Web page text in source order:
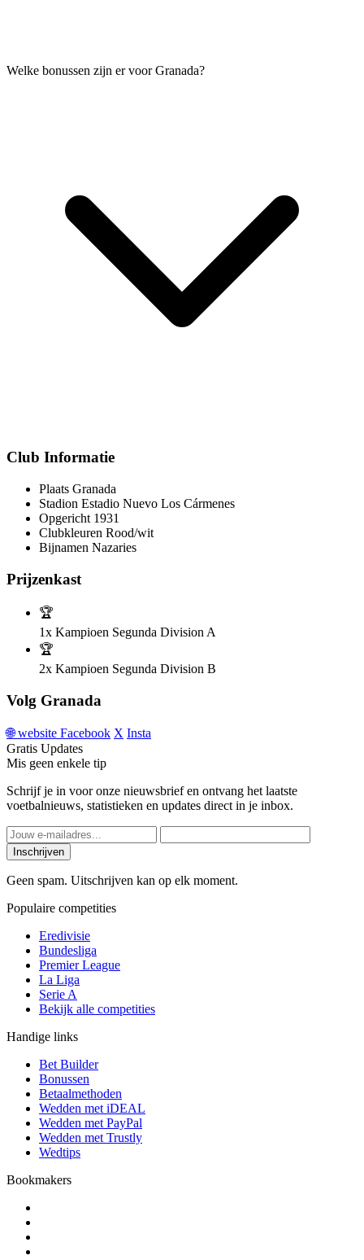
Welke bonussen zijn er voor Granada?
Club Informatie
Plaats Granada
Stadion Estadio Nuevo Los Cármenes
Opgericht 1931
Clubkleuren Rood/wit
Bijnamen Nazaries
Prijzenkast
🏆
1x Kampioen Segunda Division A
🏆
2x Kampioen Segunda Division B
Volg Granada
🌐 website Facebook X Insta
Gratis Updates
Mis geen enkele tip
Schrijf je in voor onze nieuwsbrief en ontvang het laatste
voetbalnieuws, statistieken en updates direct in je inbox.
Inschrijven
Geen spam. Uitschrijven kan op elk moment.
Populaire competities
Eredivisie
Bundesliga
Premier League
La Liga
Serie A
Bekijk alle competities
Handige links
Bet Builder
Bonussen
Betaalmethoden
Wedden met iDEAL
Wedden met PayPal
Wedden met Trustly
Wedtips
Bookmakers